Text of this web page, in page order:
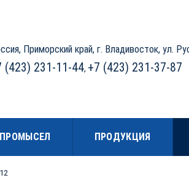
Приморский край, г. Владивосток, ул.
(423) 231-11-44, +7 (423) 231-37-87
ПРОМЫСЕЛ ПРОДУКЦИЯ